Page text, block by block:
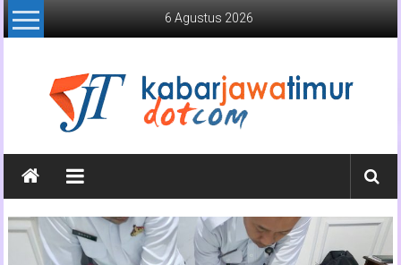
Lompat
ke
6 Agustus 2026
Kabar
Jawa
Timur
Media